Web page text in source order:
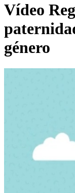
Vídeo
género